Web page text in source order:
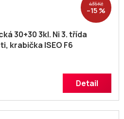
435 Kč
–15 %
30+30 3kl. Ni 3. třída
krabička ISEO F6
Detail